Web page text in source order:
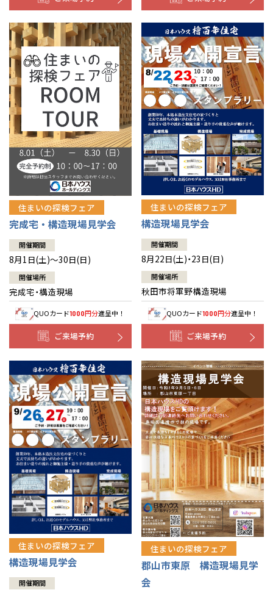
住まいの探検フェア
完成宅・構造現場見学会
開催期間
8月1日(土)～30日(日)
開催場所
完成宅・構造現場
QUOカード1000円分進呈中！
ご来場予約
住まいの探検フェア
構造現場見学会
開催期間
8月22日(土)・23日(日)
開催場所
秋田市将軍野構造現場
QUOカード1000円分進呈中！
ご来場予約
住まいの探検フェア
構造現場見学会
開催期間
住まいの探検フェア
郡山市東原 構造現場見学
会
福井
茨城
栃木
群馬
三重
兵庫
奈良
滋賀
和歌山
香川
愛媛
鳥取
島根
広島
山口
徳島
高知
福岡
佐賀
熊本
大分
宮崎
鹿児島
長崎
沖縄
分譲マンション
※現住所のある都道府県以外の建築予定地の方でも現住所の有るお近
くの展示場又は店舗にお問合せください。移住の計画の方もご相談対
応します。お気軽にご相談ください。
会津
福井県
福井
千葉県
千葉
柏
茨城県
水戸
栃木県
宇都宮
小山
群馬県
群馬
伊勢崎
三重県
四日市
兵庫県
姫路
奈良県
奈良
愛媛県
松山
福岡県
福岡
佐賀県
佐賀
熊本県
熊本
大分県
大分
宮崎県
宮崎
鹿児島県
鹿児島